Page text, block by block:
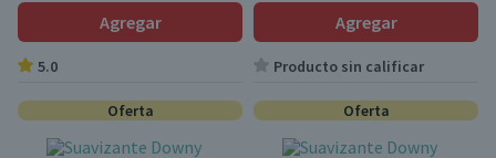
Agregar
5.0
Agregar
Producto sin calificar
Oferta Oferta